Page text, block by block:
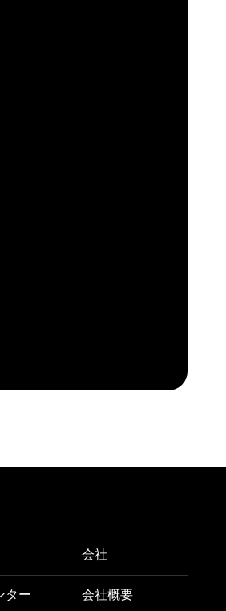
ター
会社
会社概要